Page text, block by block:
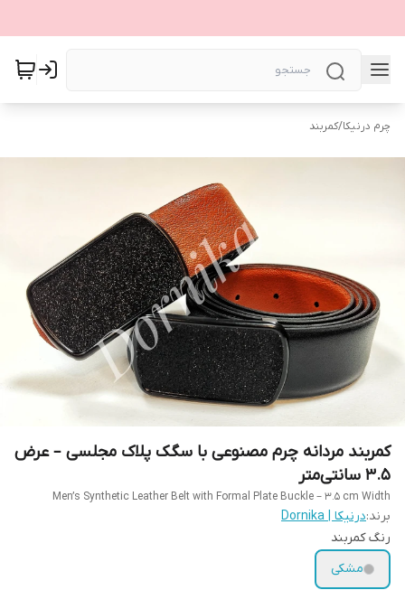
چرم درنیکا/کمربند
کمربند مردانه چرم مصنوعی با سگک پلاک مجلسی – عرض
۳.۵ سانتی‌متر
Men’s Synthetic Leather Belt with Formal Plate Buckle – 3.5 cm Width
برند:درنیکا | Dornika
رنگ کمربند
مشکی